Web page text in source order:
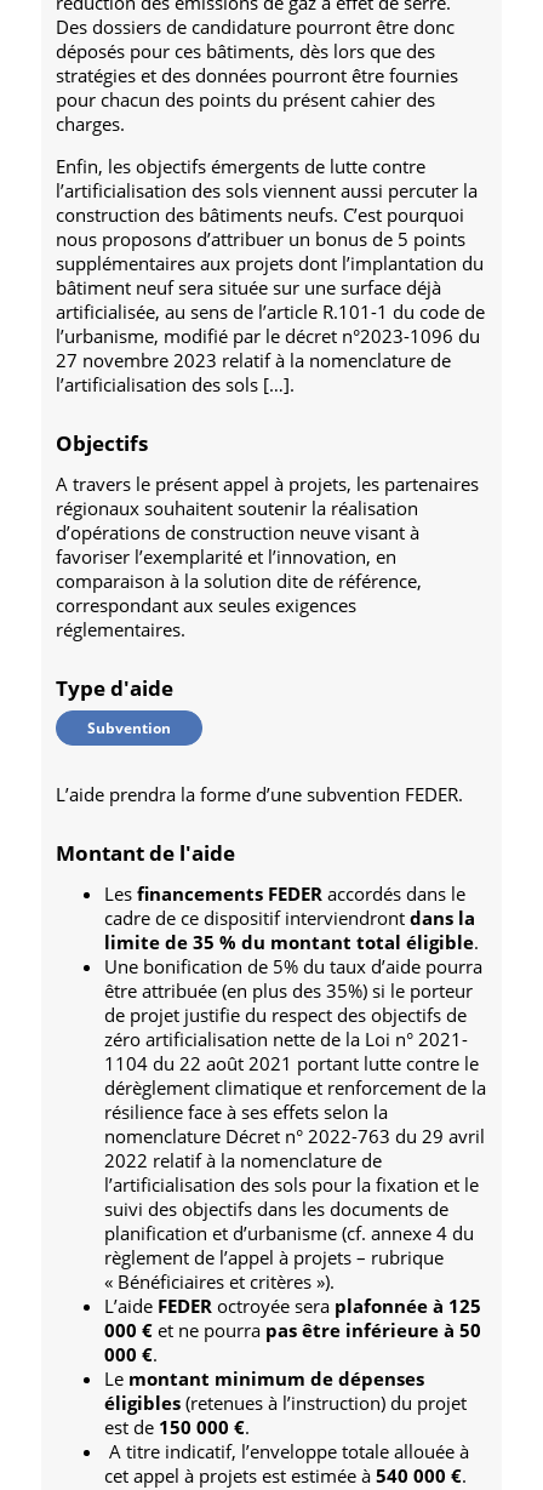
Des dossiers de candidature pourront être donc
déposés pour ces bâtiments, dès lors que des
stratégies et des données pourront être fournies
pour chacun des points du présent cahier des
charges.
Enfin, les objectifs émergents de lutte contre
l’artificialisation des sols viennent aussi percuter la
construction des bâtiments neufs. C’est pourquoi
nous proposons d’attribuer un bonus de 5 points
supplémentaires aux projets dont l’implantation du
bâtiment neuf sera située sur une surface déjà
artificialisée, au sens de l’article R.101-1 du code de
l’urbanisme, modifié par le décret n°2023-1096 du
27 novembre 2023 relatif à la nomenclature de
l’artificialisation des sols […].
Objectifs
A travers le présent appel à projets, les partenaires
régionaux souhaitent soutenir la réalisation
d’opérations de construction neuve visant à
favoriser l’exemplarité et l’innovation, en
comparaison à la solution dite de référence,
correspondant aux seules exigences
réglementaires.
Type d'aide
Subvention
L’aide prendra la forme d’une subvention FEDER.
Montant de l'aide
Lesfinancements FEDER accordés dans le
cadre de ce dispositif interviendrontdans la
limite de 35 % du montant total éligible.
Une bonification de 5% du taux d’aide pourra
être attribuée (en plus des 35%) si le porteur
de projet justifie du respect des objectifs de
zéro artificialisation nette de la Loi n° 2021-
1104 du 22 août 2021 portant lutte contre le
dérèglement climatique et renforcement de la
résilience face à ses effets selon la
nomenclature Décret n° 2022-763 du 29 avril
2022 relatif à la nomenclature de
l’artificialisation des sols pour la fixation et le
suivi des objectifs dans les documents de
planification et d’urbanisme (cf. annexe 4 du
règlement de l’appel à projets – rubrique
« Bénéficiaires et critères »).
L’aide FEDER octroyée sera plafonnée à 125
000 € et ne pourra pas être inférieure à 50
000 €.
Le montant minimum de dépenses
éligibles (retenues à l’instruction) du projet
est de 150 000 €.
A titre indicatif, l’enveloppe totale allouée à
cet appel à projets est estimée à540 000 €.